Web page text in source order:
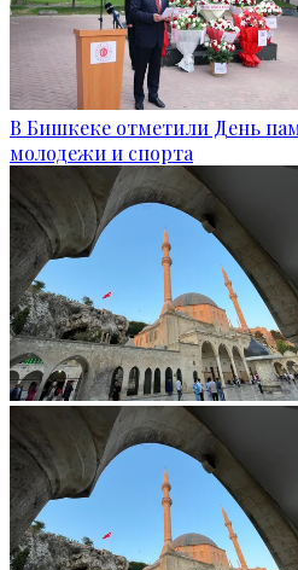
В Бишкеке отметили День
молодежи и спорта